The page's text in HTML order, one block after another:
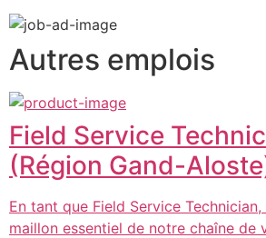
Autres emplois
Field Service
(Région Gand-
En tant que Field Service
maillon essentiel de notre chaîne de